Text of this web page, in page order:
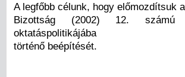
A legfőbb célunk, hogy előmozdítsuk
Bizottság (2002) 12. számú
oktatáspolitikájába
történő beépítését.